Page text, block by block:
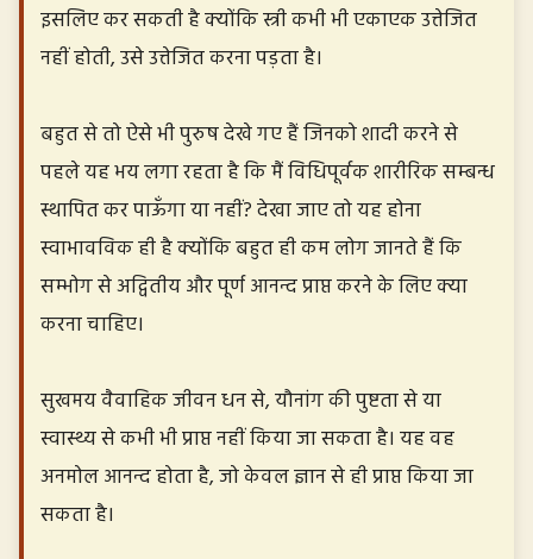
इसलिए कर सकती है क्योंकि स्त्री कभी भी एकाएक उत्तेजित
नहीं होती, उसे उत्तेजित करना पड़ता है।
बहुत से तो ऐसे भी पुरुष देखे गए हैं जिनको शादी करने से
पहले यह भय लगा रहता है कि मैं विधिपूर्वक शारीरिक सम्बन्ध
स्थापित कर पाऊँगा या नहीं? देखा जाए तो यह होना
स्वाभावविक ही है क्योंकि बहुत ही कम लोग जानते हैं कि
सम्भोग से अद्वितीय और पूर्ण आनन्द प्राप्त करने के लिए क्या
करना चाहिए।
सुखमय वैवाहिक जीवन धन से, यौनांग की पुष्टता से या
स्वास्थ्य से कभी भी प्राप्त नहीं किया जा सकता है। यह वह
अनमोल आनन्द होता है, जो केवल ज्ञान से ही प्राप्त किया जा
सकता है।